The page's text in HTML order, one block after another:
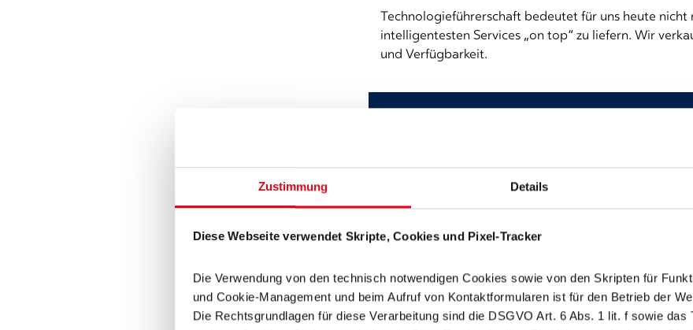
Zustimmung Details
Diese Webseite verwendet Skripte, Cookies und Pixel-Tracker
Die Verwendung von den technisch notwendigen Cookies sowie von den Skripten für
und Cookie-Management und beim Aufruf von Kontaktformularen ist für den Betrieb der
Die Rechtsgrundlagen für diese Verarbeitung sind die DSGVO Art. 6 Abs. 1 lit. f sowie das
Technologieführerschaft bedeutet für uns heute
intelligentesten Services „on top“ zu liefern. Wir
und Verfügbarkeit.
nur, die beste Hardware
intelligentesten Services
Felix Pohl, CEO der dacoso Group
Carla: Das klingt nach erheblichen
dacoso Group, um diesen Weg konsequent